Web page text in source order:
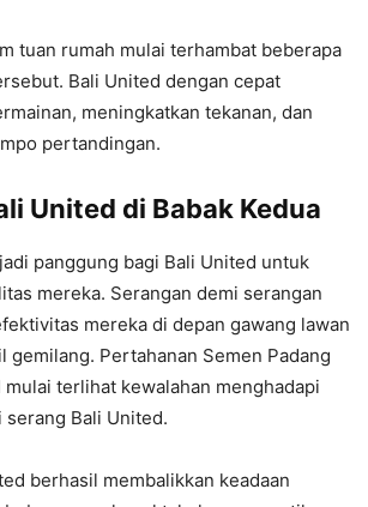
tuan rumah mulai terhambat beberapa
Bali United dengan cepat
meningkatkan tekanan, dan
pertandingan.
United di Babak Kedua
panggung bagi Bali United untuk
mereka. Serangan demi serangan
mereka di depan gawang lawan
gemilang. Pertahanan Semen Padang
terlihat kewalahan menghadapi
Bali United.
berhasil membalikkan keadaan